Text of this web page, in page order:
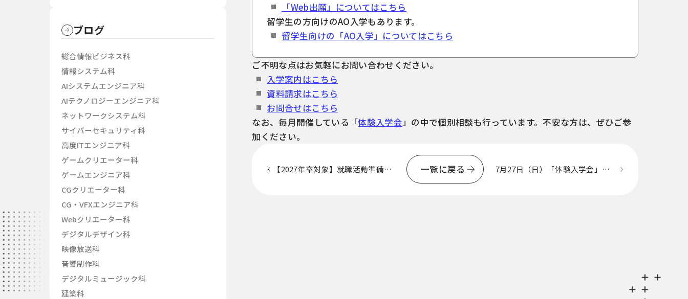
ブログ
総合情報ビジネス科
情報システム科
AIシステムエンジニア科
AIテクノロジーエンジニア科
ネットワークシステム科
サイバーセキュリティ科
高度ITエンジニア科
ゲームクリエーター科
ゲームエンジニア科
CGクリエーター科
CG・VFXエンジニア科
Webクリエーター科
デジタルデザイン科
映像放送科
音響制作科
デジタルミュージック科
建築科
「Web出願」についてはこちら
留学生の方向けのAO入学もあります。
留学生向けの「AO入学」についてはこちら
ご不明な点はお気軽にお問い合わせください。
入学案内はこちら
資料請求はこちら
お問合せはこちら
なお、毎月開催している「体験入学会 」の中で個別相談も行っています。不安な方は、ぜひご参
加ください。
【2027年卒対象】就職活動準備講
7月27日（日）「体験入学会」開
覧
に
戻
一覧に戻る